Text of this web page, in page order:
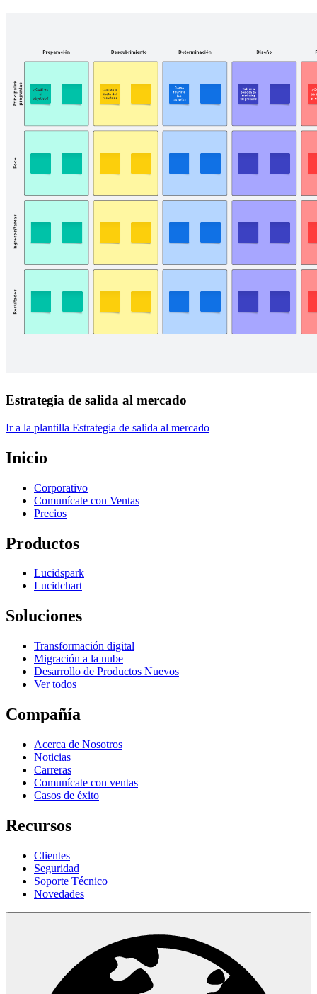
Estrategia de salida al mercado
Ir a la plantilla Estrategia de salida al mercado
Inicio
Corporativo
Comunícate con Ventas
Precios
Productos
Lucidspark
Lucidchart
Soluciones
Transformación digital
Migración a la nube
Desarrollo de Productos Nuevos
Ver todos
Compañía
Acerca de Nosotros
Noticias
Carreras
Comunícate con ventas
Casos de éxito
Recursos
Clientes
Seguridad
Soporte Técnico
Novedades